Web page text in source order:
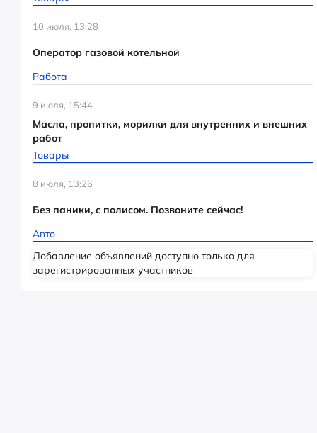
10 июля, 13:28
Оператор газовой котельной
Работа
9 июля, 15:44
Масла, пропитки, морилки для внутренних и внешних
работ
Товары
8 июля, 13:26
Без паники, с полисом. Позвоните сейчас!
Авто
Добавление объявлений доступно только для
зарегистрированных участников